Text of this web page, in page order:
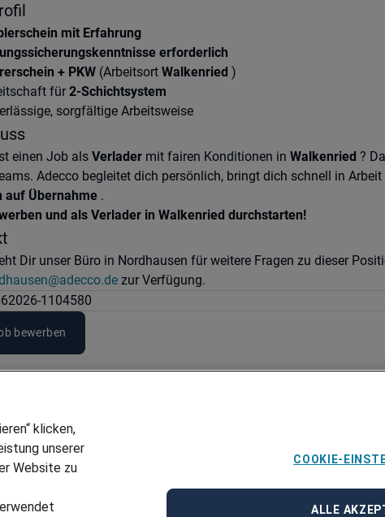
mit Erfahrung
erforderlich
+ PKW(Arbeitsort Walkenried )
für 2-Schichtsystem
sorgfältige Arbeitsweise
einen Job als Verladermit fairen Konditionen in Walkenried ?
Adecco begleitet dich persönlich, bringt dich schnell in
auf Übernahme.
und als Verlader in Walkenried durchstarten!
Dir unser Büro in Nordhausen für weitere Fragen zu dieser
zur Verfügung.
1104580
bewerben
klicken,
unserer
Website zu
COOKIE-
ALLE